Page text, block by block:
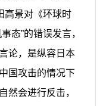
高景对《环球时
态”的错误发言，
论，是纵容日本
国攻击的情况下
然会进行反击，